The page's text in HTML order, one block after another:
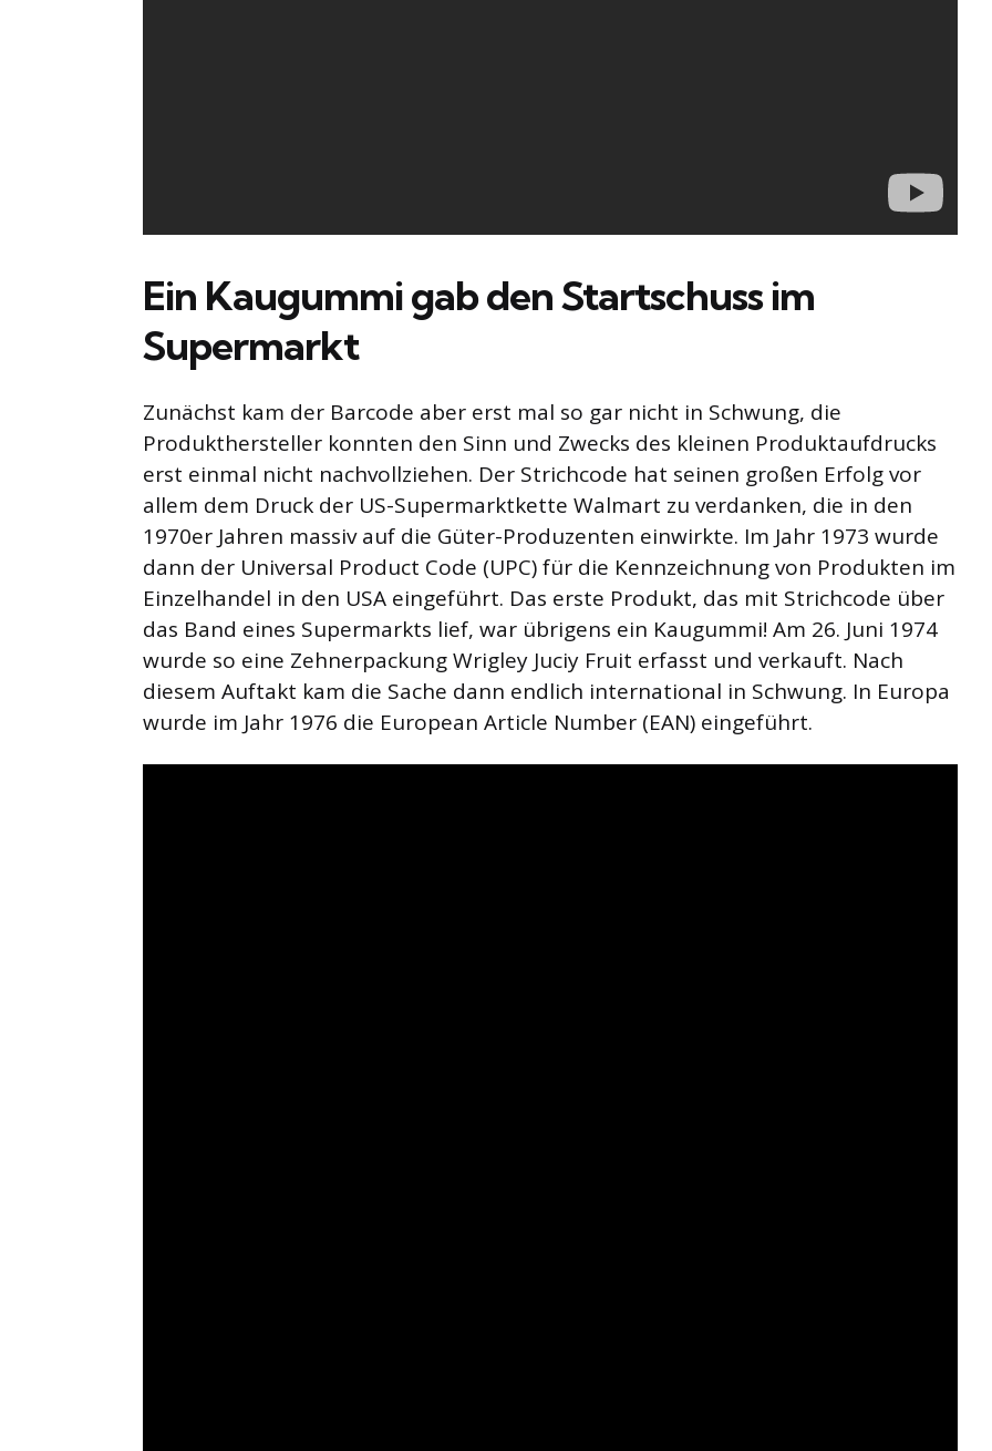
Ein Kaugummi gab den Startschuss im
Supermarkt
Zunächst kam der Barcode aber erst mal so gar nicht in Schwung, die
Produkthersteller konnten den Sinn und Zwecks des kleinen Produktaufdrucks
erst einmal nicht nachvollziehen. Der Strichcode hat seinen großen Erfolg vor
allem dem Druck der US-Supermarktkette Walmart zu verdanken, die in den
1970er Jahren massiv auf die Güter-Produzenten einwirkte. Im Jahr 1973 wurde
dann der Universal Product Code (UPC) für die Kennzeichnung von Produkten im
Einzelhandel in den USA eingeführt. Das erste Produkt, das mit Strichcode über
das Band eines Supermarkts lief, war übrigens ein Kaugummi! Am 26. Juni 1974
wurde so eine Zehnerpackung Wrigley Juciy Fruit erfasst und verkauft. Nach
diesem Auftakt kam die Sache dann endlich international in Schwung. In Europa
wurde im Jahr 1976 die European Article Number (EAN) eingeführt.